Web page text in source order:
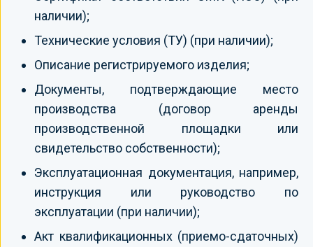
наличии);
Технические условия (ТУ) (при наличии);
Описание регистрируемого изделия;
Документы, подтверждающие место
производства (договор аренды
производственной площадки или
свидетельство собственности);
Эксплуатационная документация, например,
инструкция или руководство по
эксплуатации (при наличии);
Акт квалификационных (приемо-сдаточных)